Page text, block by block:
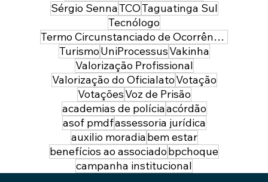
Sérgio SennaTCOTaguatinga Sul
Tecnólogo
Termo Circunstanciado de Ocorrência
TurismoUniProcessusVakinha
Valorização Profissional
Valorização do OficialatoVotação
VotaçõesVoz de Prisão
academias de políciaacórdão
asof pmdfassessoria jurídica
auxilio moradiabem estar
benefícios ao associadobpchoque
campanha institucional